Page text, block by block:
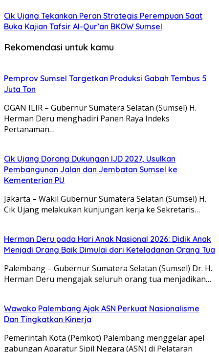
Cik Ujang Tekankan Peran Strategis Perempuan Saat
Buka Kajian Tafsir Al-Qur’an BKOW Sumsel
Rekomendasi untuk kamu
Pemprov Sumsel Targetkan Produksi Gabah Tembus 5
Juta Ton
OGAN ILIR – Gubernur Sumatera Selatan (Sumsel) H.
Herman Deru menghadiri Panen Raya Indeks
Pertanaman…
Cik Ujang Dorong Dukungan IJD 2027, Usulkan
Pembangunan Jalan dan Jembatan Sumsel ke
Kementerian PU
Jakarta – Wakil Gubernur Sumatera Selatan (Sumsel) H.
Cik Ujang melakukan kunjungan kerja ke Sekretaris…
Herman Deru pada Hari Anak Nasional 2026: Didik Anak
Menjadi Orang Baik Dimulai dari Keteladanan Orang Tua
Palembang – Gubernur Sumatera Selatan (Sumsel) Dr. H.
Herman Deru mengajak seluruh orang tua menjadikan…
Wawako Palembang Ajak ASN Perkuat Nasionalisme
Dan Tingkatkan Kinerja
Pemerintah Kota (Pemkot) Palembang menggelar apel
gabungan Aparatur Sipil Negara (ASN) di Pelataran